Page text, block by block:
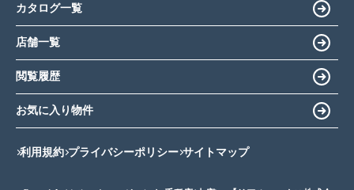
カタログ一覧
店舗一覧
閲覧履歴
お気に入り物件
利用規約 プライバシーポリシー サイトマップ